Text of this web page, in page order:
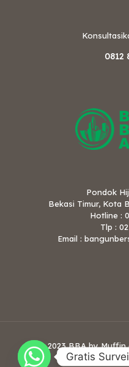
0812
Pondok
Bekasi Timur, Kota
Hotline :
Tlp :
Email :
© 2023 BBA by Muffin
Gratis Survei